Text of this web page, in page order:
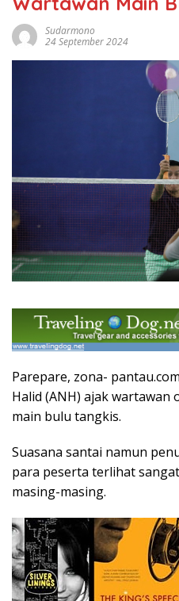
Sudarmono
24 September 2024
Parepare, zona-
Halid (ANH) ajak wartawan
main bulu tangkis.
Suasana santai namun
para peserta terlihat
masing-masing.